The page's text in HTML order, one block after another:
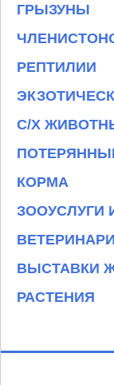
ГРЫЗУНЫ
РЕПТИЛИИ
С/Х
КОРМА
ЗООУСЛУГИ
ВЫСТАВКИ
РАСТЕНИЯ